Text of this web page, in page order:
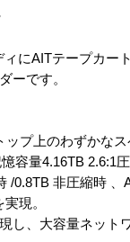
にAITテープカー
ーです。
プ上のわずかな
容量4.16TB 2.6:1
/0.8TB 非圧縮時
現。
、大容量ネット